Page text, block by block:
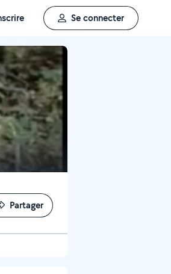
Se connecter
Partager
Partager